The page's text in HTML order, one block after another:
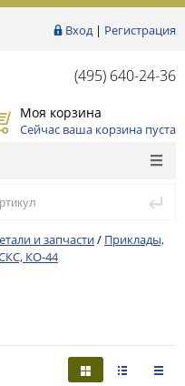
Вход| Регистрация
(495) 640-24-36
Моя корзина
Сейчас ваша корзина пуста
и запчасти/ Приклады,
КО-44